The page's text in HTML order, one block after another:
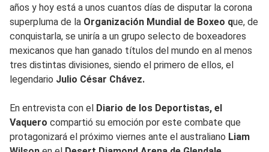
años y hoy está a unos cuantos días de disputar la corona
superpluma de la Organización Mundial de Boxeo que, de
conquistarla, se uniría a un grupo selecto de boxeadores
mexicanos que han ganado títulos del mundo en al menos
tres distintas divisiones, siendo el primero de ellos, el
legendario Julio César Chávez.
En entrevista con el Diario de los Deportistas, el
Vaquero compartió su emoción por este combate que
protagonizará el próximo viernes ante el australiano Liam